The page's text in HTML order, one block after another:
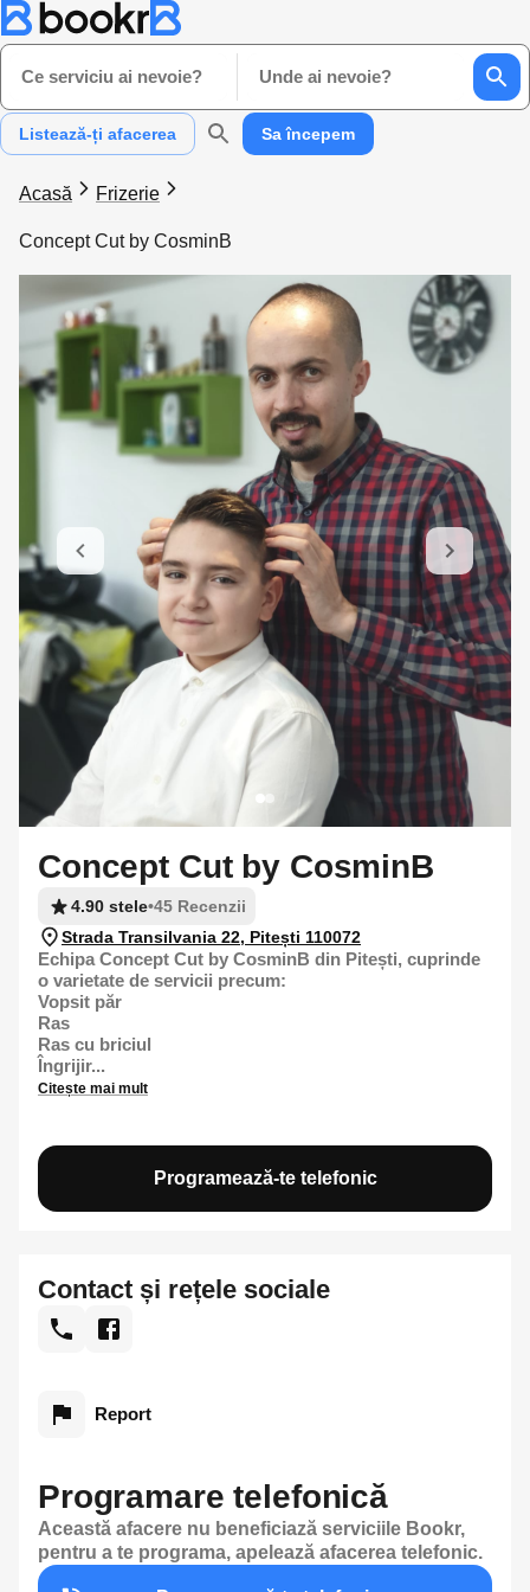
Ce serviciu ai nevoie? Unde ai nevoie?
Listează-ți afacerea Sa începem
Acasă Frizerie
Concept Cut by CosminB
Concept Cut by CosminB
4.90 stele•45 Recenzii
Strada Transilvania 22, Pitești 110072
Echipa Concept Cut by CosminB din Pitești, cuprinde
o varietate de servicii precum:
Vopsit păr
Ras
Ras cu briciul
Îngrijir...
Citește mai mult
Programează-te telefonic
Programare telefonică
Această afacere nu beneficiază serviciile Bookr,
pentru a te programa, apelează afacerea telefonic.
Contact și rețele sociale
Report